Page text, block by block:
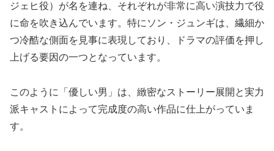
ジェヒ役）が名を連ね、それぞれが非常に高い演技力で役
に命を吹き込んでいます。特にソン・ジュンギは、繊細か
つ冷酷な側面を見事に表現しており、ドラマの評価を押し
上げる要因の一つとなっています。
このように「優しい男」は、緻密なストーリー展開と実力
派キャストによって完成度の高い作品に仕上がっていま
す。